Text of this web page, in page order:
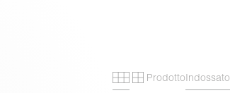
Primary grid
Secondary grid
ProdottoIndossato